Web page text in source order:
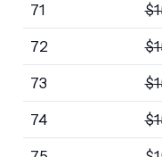
71 $
72 $
73 $
74 $